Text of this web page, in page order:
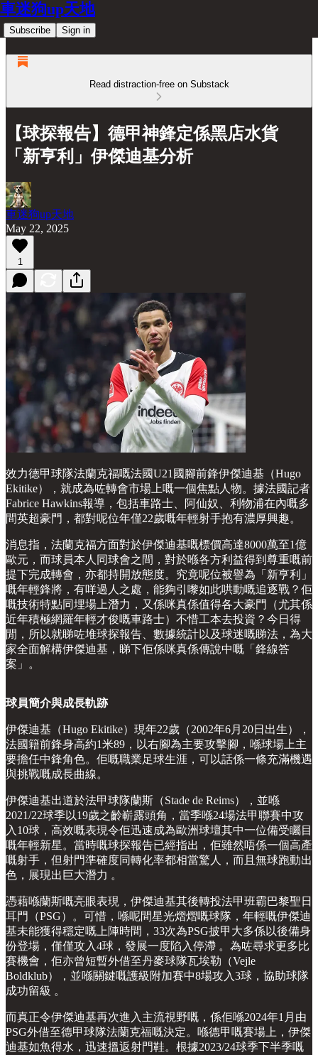
車迷狗up天地
Subscribe Sign in
Read distraction-free on Substack
【球探報告】德甲神鋒定係黑店水貨
「新亨利」伊傑迪基分析
車迷狗up天地
May 22, 2025
1
效力德甲球隊法蘭克福嘅法國U21國腳前鋒伊傑迪基（Hugo
Ekitike），就成為咗轉會市場上嘅一個焦點人物。據法國記者
Fabrice Hawkins報導，包括車路士、阿仙奴、利物浦在內嘅多
間英超豪門，都對呢位年僅22歲嘅年輕射手抱有濃厚興趣。
消息指，法蘭克福方面對於伊傑迪基嘅標價高達8000萬至1億
歐元，而球員本人同球會之間，對於喺各方利益得到尊重嘅前
提下完成轉會，亦都持開放態度。究竟呢位被譽為「新亨利」
嘅年輕鋒將，有咩過人之處，能夠引嚟如此哄動嘅追逐戰？佢
嘅技術特點同埋場上潛力，又係咪真係值得各大豪門（尤其係
近年積極網羅年輕才俊嘅車路士）不惜工本去投資？今日得
閒，所以就睇咗堆球探報告、數據統計以及球迷嘅睇法，為大
家全面解構伊傑迪基，睇下佢係咪真係傳說中嘅「鋒線答
案」。
球員簡介與成長軌跡
伊傑迪基（Hugo Ekitike）現年22歲（2002年6月20日出生），
法國籍前鋒身高約1米89，以右腳為主要攻擊腳，喺球場上主
要擔任中鋒角色。佢嘅職業足球生涯，可以話係一條充滿機遇
與挑戰嘅成長曲線。
伊傑迪基出道於法甲球隊蘭斯（Stade de Reims），並喺
2021/22球季以19歲之齡嶄露頭角，當季喺24場法甲聯賽中攻
入10球，高效嘅表現令佢迅速成為歐洲球壇其中一位備受矚目
嘅年輕新星。當時嘅球探報告已經指出，佢雖然唔係一個高產
嘅射手，但射門準確度同轉化率都相當驚人，而且無球跑動出
色，展現出巨大潛力 。
憑藉喺蘭斯嘅亮眼表現，伊傑迪基其後轉投法甲班霸巴黎聖日
耳門（PSG）。可惜，喺呢間星光熠熠嘅球隊，年輕嘅伊傑迪
基未能獲得穩定嘅上陣時間，33次為PSG披甲大多係以後備身
份登場，僅僅攻入4球，發展一度陷入停滯 。為咗尋求更多比
賽機會，佢亦曾短暫外借至丹麥球隊瓦埃勒（Vejle
Boldklub），並喺關鍵嘅護級附加賽中8場攻入3球，協助球隊
成功留級 。
而真正令伊傑迪基再次進入主流視野嘅，係佢喺2024年1月由
PSG外借至德甲球隊法蘭克福嘅決定。喺德甲嘅賽場上，伊傑
迪基如魚得水，迅速搵返射門鞋。根據2023/24球季下半季嘅